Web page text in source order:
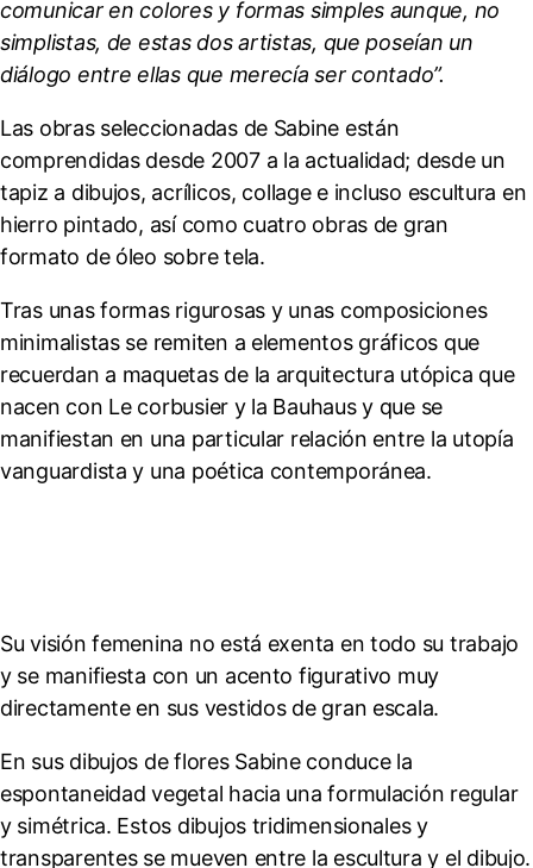
comunicar en colores y formas simples aunque, no
simplistas, de estas dos artistas, que poseían un
diálogo entre ellas que merecía ser contado”.
Las obras seleccionadas de Sabine están
comprendidas desde 2007 a la actualidad; desde un
tapiz a dibujos, acrílicos, collage e incluso escultura en
hierro pintado, así como cuatro obras de gran
formato de óleo sobre tela.
Tras unas formas rigurosas y unas composiciones
minimalistas se remiten a elementos gráficos que
recuerdan a maquetas de la arquitectura utópica que
nacen con Le corbusier y la Bauhaus y que se
manifiestan en una particular relación entre la utopía
vanguardista y una poética contemporánea.
Su visión femenina no está exenta en todo su trabajo
y se manifiesta con un acento figurativo muy
directamente en sus vestidos de gran escala.
En sus dibujos de flores Sabine conduce la
espontaneidad vegetal hacia una formulación regular
y simétrica. Estos dibujos tridimensionales y
transparentes se mueven entre la escultura y el dibujo.